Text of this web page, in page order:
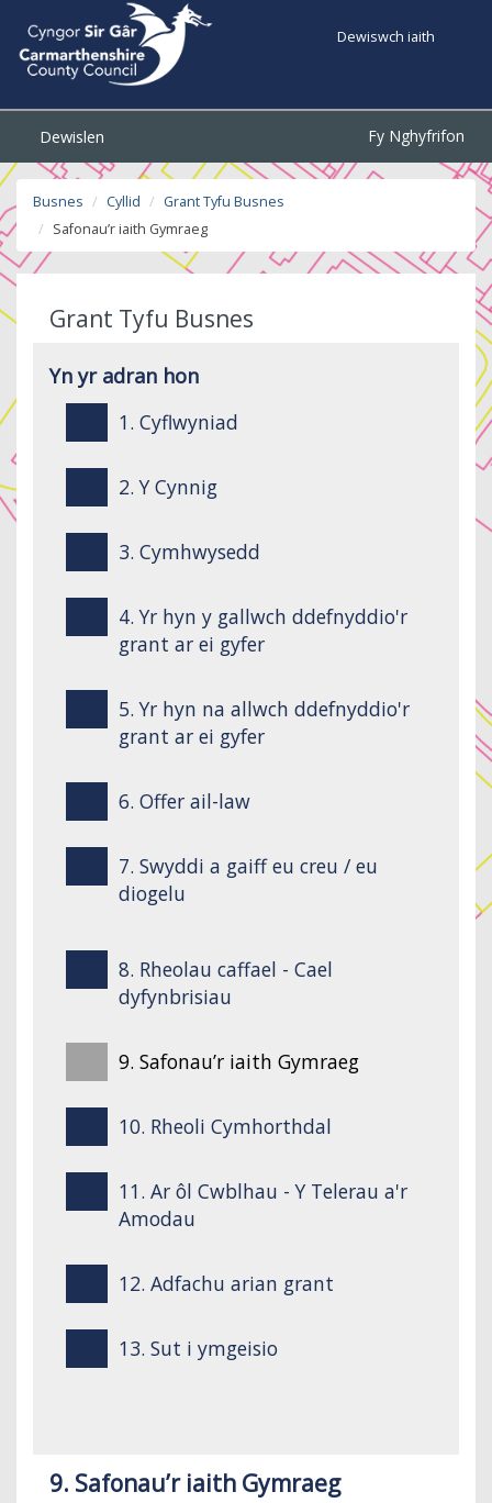
Dewiswch iaith
Dewislen Fy Nghyfrifon
Busnes Cyllid
Grant Tyfu Busnes
Safonau’r iaith Gymraeg
Grant Tyfu Busnes
Yn yr adran hon
1. Cyflwyniad
2. Y Cynnig
3. Cymhwysedd
4. Yr hyn y gallwch ddefnyddio'r
grant ar ei gyfer
5. Yr hyn na allwch ddefnyddio'r
grant ar ei gyfer
6. Offer ail-law
7. Swyddi a gaiff eu creu / eu
diogelu
8. Rheolau caffael - Cael
dyfynbrisiau
9. Safonau’r iaith Gymraeg
10. Rheoli Cymhorthdal
11. Ar ôl Cwblhau - Y Telerau a'r
Amodau
12. Adfachu arian grant
13. Sut i ymgeisio
9. Safonau’r iaith Gymraeg